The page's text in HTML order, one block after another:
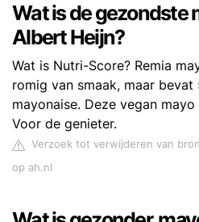
Wat is de gezondste
Albert Heijn?
Wat is Nutri-Score? Remia
romig van smaak, maar
mayonaise. Deze vegan
Voor de genieter.
Verzoek tot verwijderen van bron
op ah.nl